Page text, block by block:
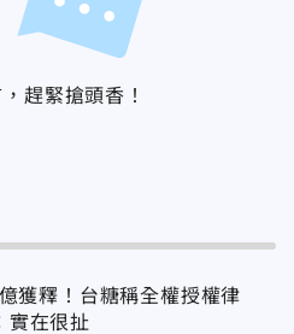
趕緊搶頭香！
獲釋！台糖稱全權授權律
在很扯